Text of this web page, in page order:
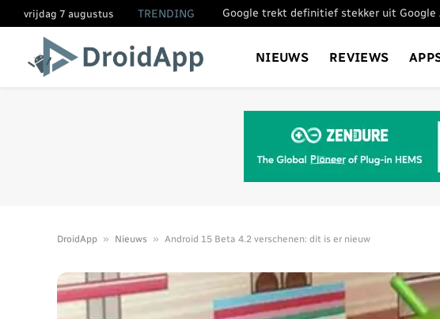
vrijdag 7 augustus TRENDING Google trekt definitief stekker uit Google
NIEUWS REVIEWS
DroidApp » Nieuws » Android 15 Beta 4.2 verschenen: dit is er nieuw